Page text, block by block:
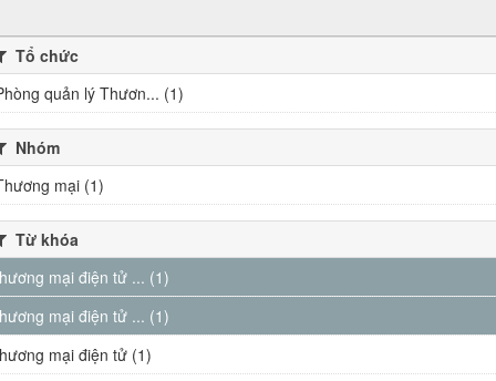
Tổ chức
quản lý Thươn... (1)
Nhóm
mại (1)
Từ khóa
mại điện tử ... (1)
mại điện tử ... (1)
mại điện tử (1)